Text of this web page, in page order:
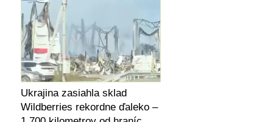
Ukrajina zasiahla sklad
Wildberries rekordne ďaleko –